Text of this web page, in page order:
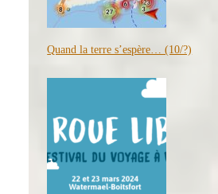
Quand la terre s’espère… (10/?)